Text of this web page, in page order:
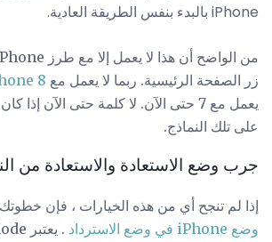
iPhone بالبدء بنفس الطريقة العادية.
زر الصفحة الرئيسية. ربما لا يعمل مع 8
يعمل مع 7 حتى الآن. لا كلمة حتى الآن
على تلك النماذج.
جرب وضع الاستعادة والاستعادة من
إذا لم تنجح أي من هذه الخيارات ، فإن خطوتك
وضع iPhone في وضع الاسترداد